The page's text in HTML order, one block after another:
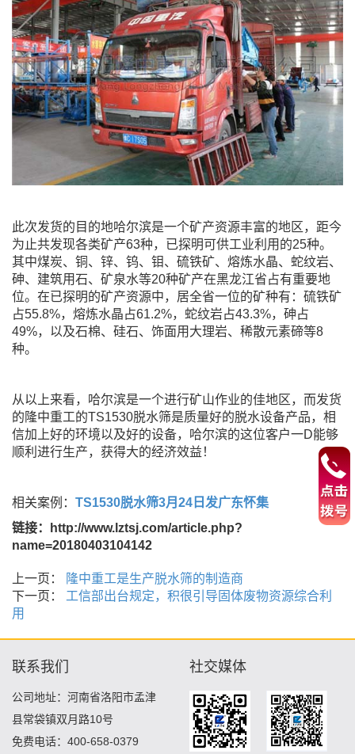
此次发货的目的地哈尔滨是一个矿产资源丰富的地区，距今
为止共发现各类矿产63种，已探明可供工业利用的25种。
其中煤炭、铜、锌、钨、钼、硫铁矿、熔炼水晶、蛇纹岩、
砷、建筑用石、矿泉水等20种矿产在黑龙江省占有重要地
位。在已探明的矿产资源中，居全省一位的矿种有：硫铁矿
占55.8%，熔炼水晶占61.2%，蛇纹岩占43.3%，砷占
49%，以及石棉、硅石、饰面用大理岩、稀散元素碲等8
种。
从以上来看，哈尔滨是一个进行矿山作业的佳地区，而发货
的隆中重工的TS1530脱水筛是质量好的脱水设备产品，相
信加上好的环境以及好的设备，哈尔滨的这位客户一D能够
顺利进行生产，获得大的经济效益！
相关案例： TS1530脱水筛3月24日发广东怀集
链接：http://www.lztsj.com/article.php?
name=20180403104142
上一页：
隆中重工是生产脱水筛的制造商
下一页：
工信部出台规定，积很引导固体废物资源综合利
用
联系我们
公司地址：河南省洛阳市孟津
县常袋镇双月路10号
免费电话：400-658-0379
社交媒体